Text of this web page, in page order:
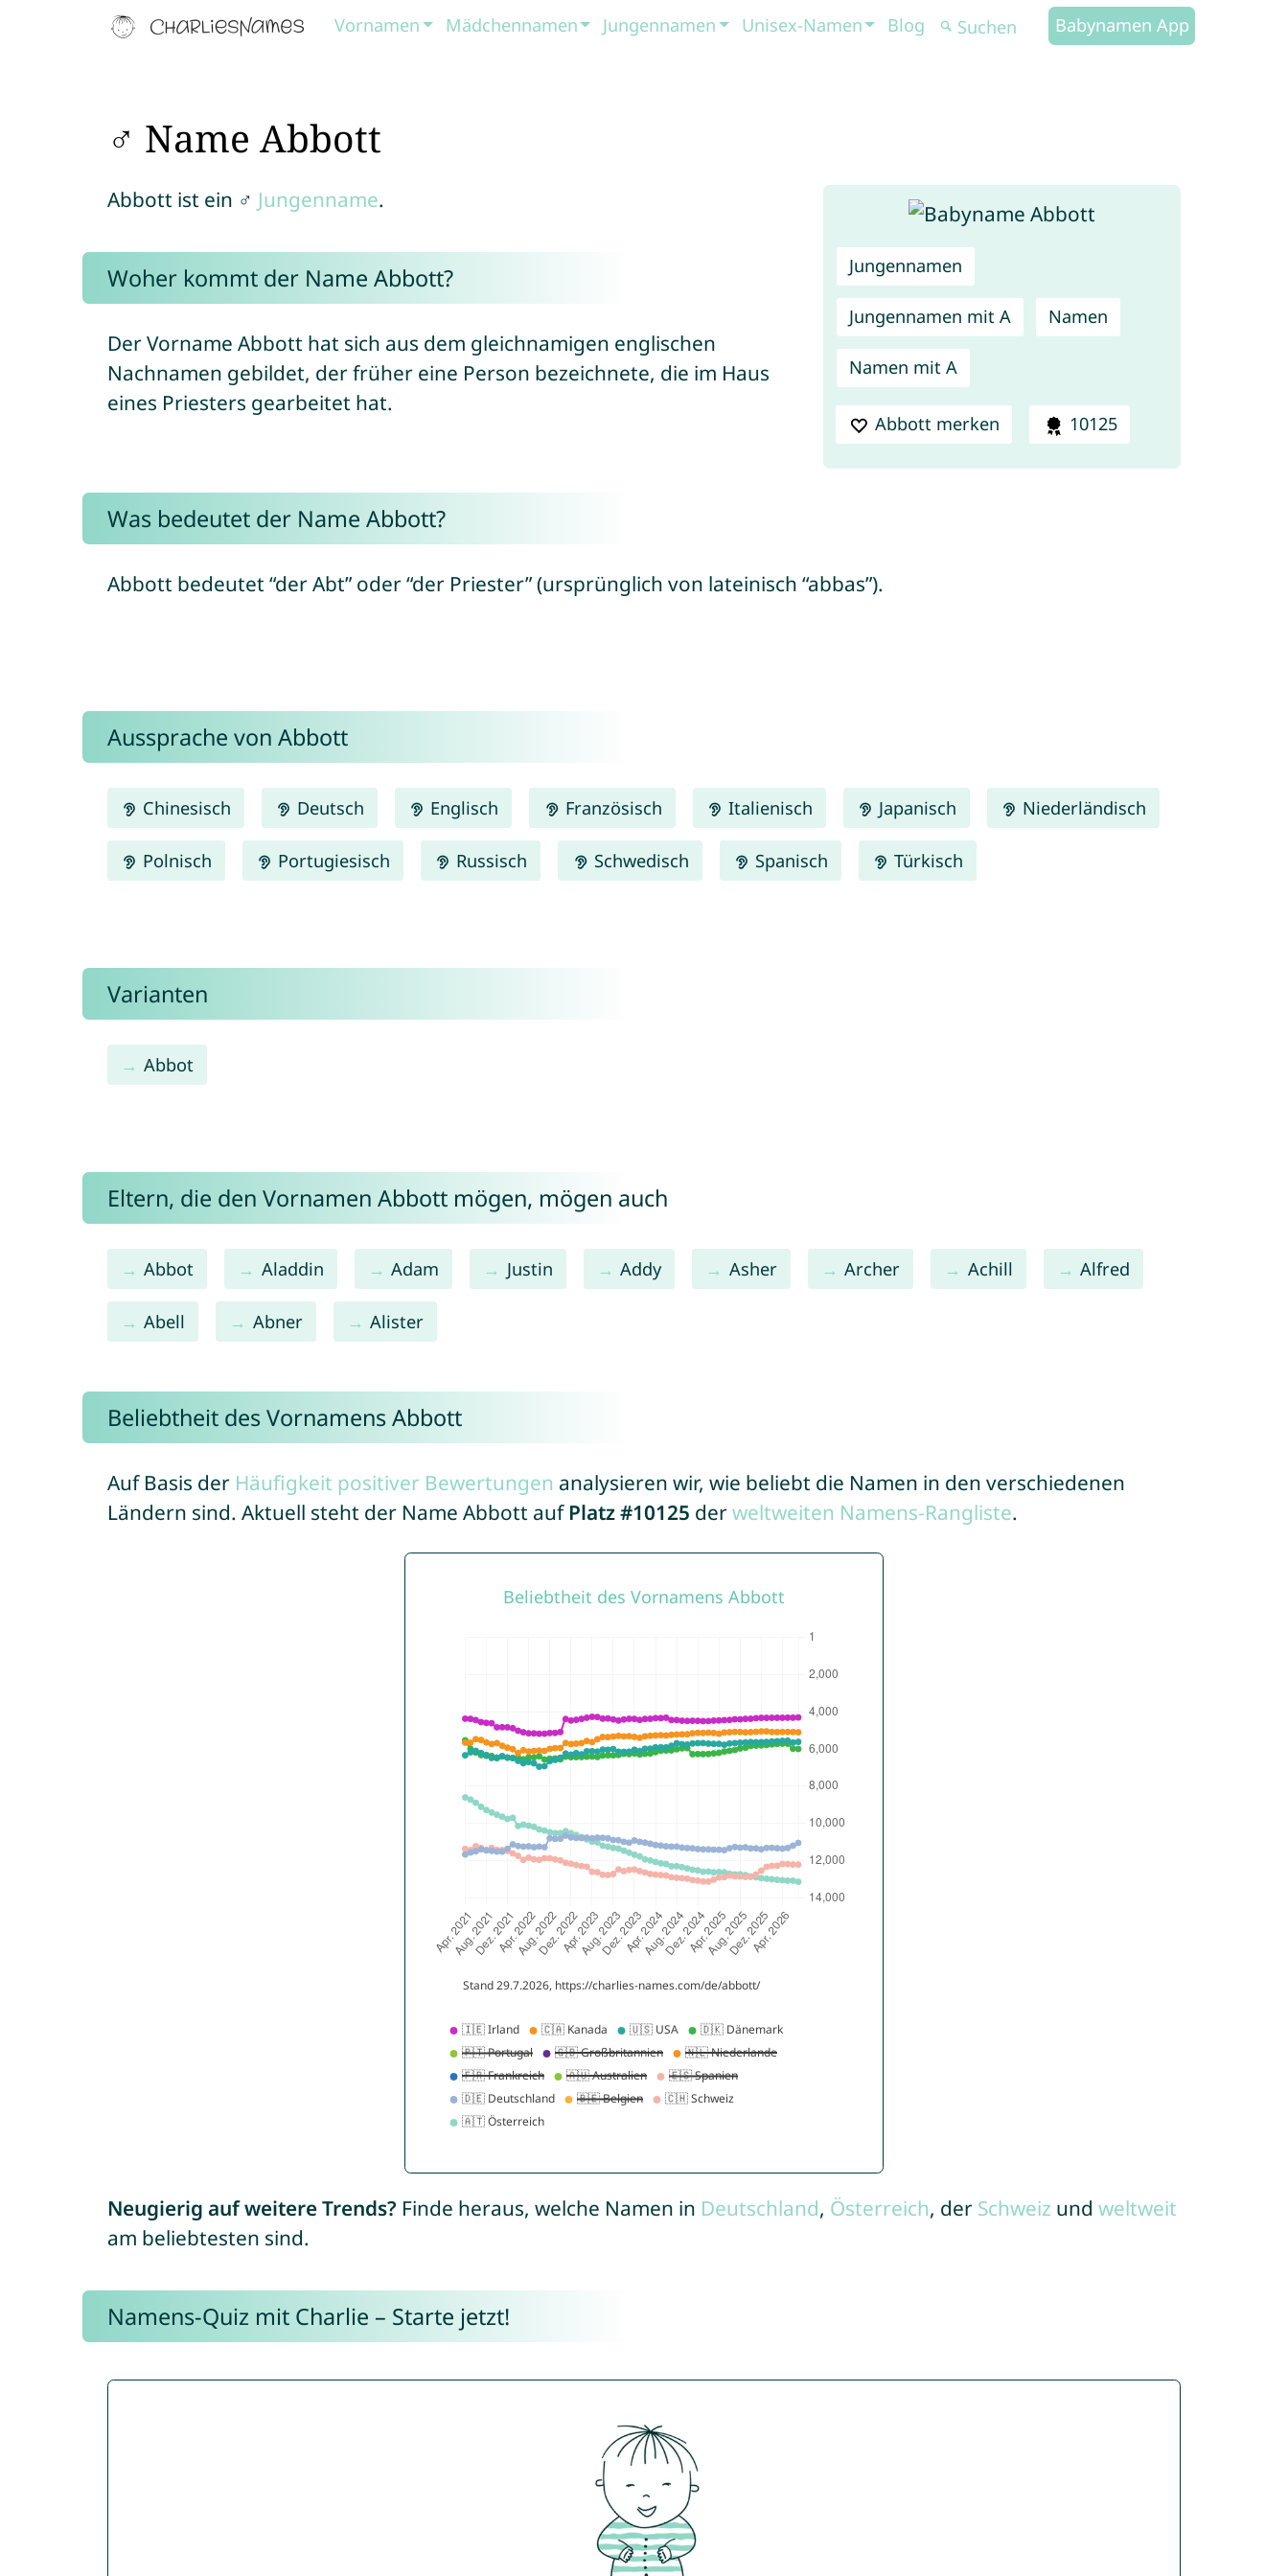
Vornamen Mädchennamen Jungennamen Unisex-Namen Blog Babynamen App
♂ Name Abbott
Jungennamen
Jungennamen mit A Namen
Namen mit A
Abbott merken 10125
Abbott ist ein ♂ Jungenname.
Woher kommt der Name Abbott?
Der Vorname Abbott hat sich aus dem gleichnamigen englischen
Nachnamen gebildet, der früher eine Person bezeichnete, die im Haus
eines Priesters gearbeitet hat.
Was bedeutet der Name Abbott?
Abbott bedeutet “der Abt” oder “der Priester” (ursprünglich von lateinisch “abbas”).
Aussprache von Abbott
Chinesisch Deutsch Englisch Französisch Italienisch Japanisch Niederländisch
Polnisch Portugiesisch Russisch Schwedisch Spanisch Türkisch
Varianten
Abbot
Eltern, die den Vornamen Abbott mögen, mögen auch
Abbot Aladdin Adam Justin Addy Asher Archer Achill Alfred
Abell Abner Alister
Beliebtheit des Vornamens Abbott
Auf Basis der Häufigkeit positiver Bewertungen analysieren wir, wie beliebt die Namen in den verschiedenen
Ländern sind. Aktuell steht der Name Abbott auf Platz #10125 derweltweiten Namens-Rangliste.
Neugierig auf weitere Trends? Finde heraus, welche Namen in Deutschland, Österreich, der Schweiz und weltweit
am beliebtesten sind.
Namens-Quiz mit Charlie – Starte jetzt!